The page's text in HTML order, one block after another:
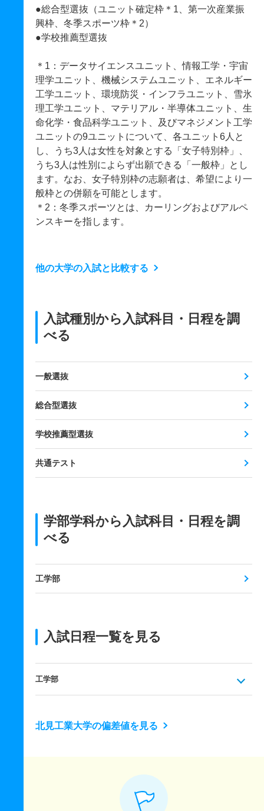
●総合型選抜（ユニット確定枠＊1、第一次産業振
興枠、冬季スポーツ枠＊2）
●学校推薦型選抜
＊1：データサイエンスユニット、情報工学・宇宙
理学ユニット、機械システムユニット、エネルギー
工学ユニット、環境防災・インフラユニット、雪氷
理工学ユニット、マテリアル・半導体ユニット、生
命化学・食品科学ユニット、及びマネジメント工学
ユニットの9ユニットについて、各ユニット6人と
し、うち3人は女性を対象とする「女子特別枠」、
うち3人は性別によらず出願できる「一般枠」とし
ます。なお、女子特別枠の志願者は、希望により一
般枠との併願を可能とします。
＊2：冬季スポーツとは、カーリングおよびアルペ
ンスキーを指します。
他の大学の入試と比較する
入試種別から入試科目・日程を調
べる
一般選抜
総合型選抜
学校推薦型選抜
共通テスト
学部学科から入試科目・日程を調
べる
工学部
入試日程一覧を見る
工学部
北見工業大学の偏差値を見る